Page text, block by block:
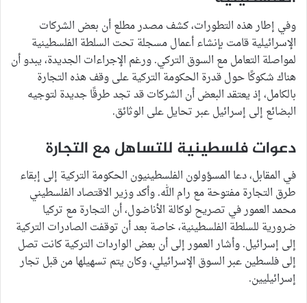
وفي إطار هذه التطورات، كشف مصدر مطلع أن بعض الشركات
الإسرائيلية قامت بإنشاء أعمال مسجلة تحت السلطة الفلسطينية
لمواصلة التعامل مع السوق التركي. ورغم الإجراءات الجديدة، يبدو أن
هناك شكوكًا حول قدرة الحكومة التركية على وقف هذه التجارة
بالكامل، إذ يعتقد البعض أن الشركات قد تجد طرقًا جديدة لتوجيه
البضائع إلى إسرائيل عبر تحايل على الوثائق.
دعوات فلسطينية للتساهل مع التجارة
في المقابل، دعا المسؤولون الفلسطينيون الحكومة التركية إلى إبقاء
طرق التجارة مفتوحة مع رام الله. وأكد وزير الاقتصاد الفلسطيني
محمد العمور في تصريح لوكالة الأناضول، أن التجارة مع تركيا
ضرورية للسلطة الفلسطينية، خاصة بعد أن توقفت الصادرات التركية
إلى إسرائيل. وأشار العمور إلى أن بعض الواردات التركية كانت تصل
إلى فلسطين عبر السوق الإسرائيلي، وكان يتم تسهيلها من قبل تجار
إسرائيليين.